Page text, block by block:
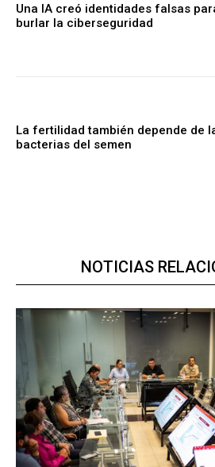
Una IA creó identidades falsas
burlar la ciberseguridad
La fertilidad también depende de
bacterias del semen
NOTICIAS